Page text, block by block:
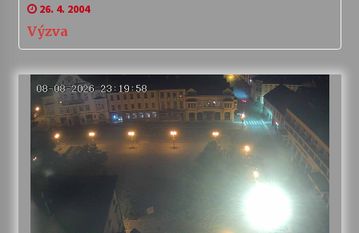
26. 4. 2004
Výzva